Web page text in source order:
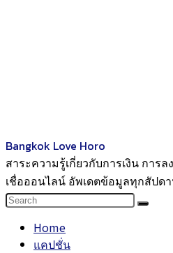
Bangkok Love Horo
สาระความรู้เกี่ยวกับการเงิน กา
เชื่อออนไลน์ อัพเดตข้อมูลทุกสัปด
Home
แคปชั่น